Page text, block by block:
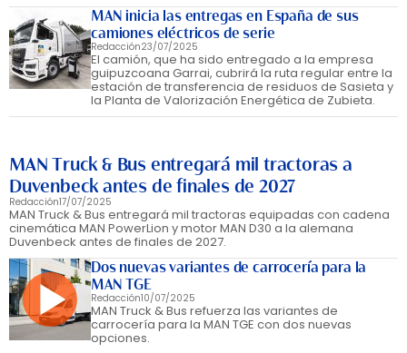
MAN inicia las entregas en España de sus
camiones eléctricos de serie
Redacción23/07/2025
El camión, que ha sido entregado a la empresa
guipuzcoana Garrai, cubrirá la ruta regular entre la
estación de transferencia de residuos de Sasieta y
la Planta de Valorización Energética de Zubieta.
MAN Truck & Bus entregará mil tractoras a
Duvenbeck antes de finales de 2027
Redacción17/07/2025
MAN Truck & Bus entregará mil tractoras equipadas con cadena
cinemática MAN PowerLion y motor MAN D30 a la alemana
Duvenbeck antes de finales de 2027.
Dos nuevas variantes de carrocería para la
MAN TGE
Redacción10/07/2025
MAN Truck & Bus refuerza las variantes de
carrocería para la MAN TGE con dos nuevas
opciones.